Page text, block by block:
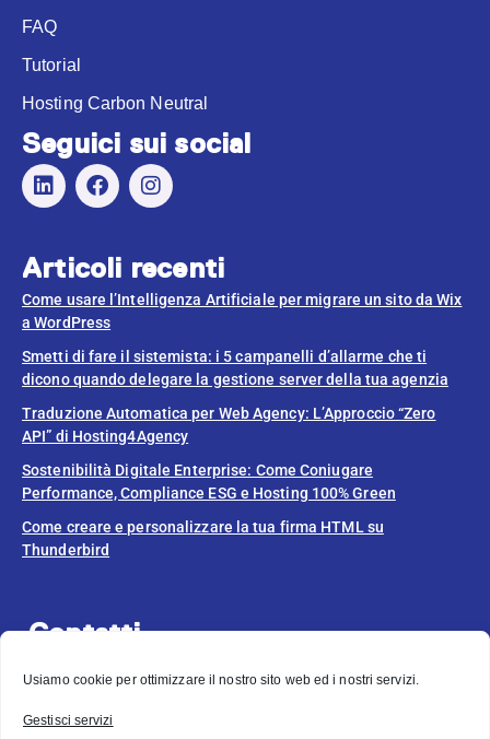
Usiamo cookie per ottimizzare il nostro sito web ed i nostri servizi.
Gestisci servizi
FAQ
Tutorial
Hosting Carbon Neutral
Seguici sui social
Articoli recenti
Come usare l’Intelligenza Artificiale per migrare un sito da Wix
a WordPress
Smetti di fare il sistemista: i 5 campanelli d’allarme che ti
dicono quando delegare la gestione server della tua agenzia
Traduzione Automatica per Web Agency: L’Approccio “Zero
API” di Hosting4Agency
Sostenibilità Digitale Enterprise: Come Coniugare
Performance, Compliance ESG e Hosting 100% Green
Come creare e personalizzare la tua firma HTML su
Thunderbird
Contatti